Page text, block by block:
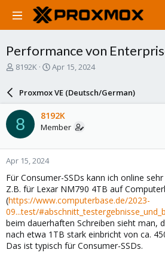
Performance von
T
a
d
s
t
a
r
t
e
r
8192K
S
a
r
d
a
e
Apr 15, 2024
Proxmox VE (Deutsch/German)
8 8192K
Member
Apr 15, 2024
Für Consumer-SSDs kann ich online
Z.B. für Lexar NM790 4TB auf
(https://www.computerbase.de/2023-
09...test/
beim dauerhaften Schreiben sieht man,
nach etwa 1TB stark einbricht von ca.
Das ist typisch für Consumer-SSDs.